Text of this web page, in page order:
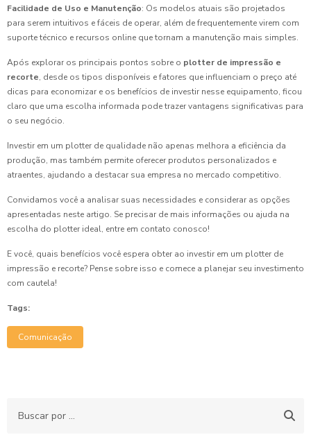
Facilidade de Uso e Manutenção: Os modelos atuais são projetados
para serem intuitivos e fáceis de operar, além de frequentemente virem com
suporte técnico e recursos online que tornam a manutenção mais simples.
Após explorar os principais pontos sobre o plotter de impressão e
recorte, desde os tipos disponíveis e fatores que influenciam o preço até
dicas para economizar e os benefícios de investir nesse equipamento, ficou
claro que uma escolha informada pode trazer vantagens significativas para
o seu negócio.
Investir em um plotter de qualidade não apenas melhora a eficiência da
produção, mas também permite oferecer produtos personalizados e
atraentes, ajudando a destacar sua empresa no mercado competitivo.
Convidamos você a analisar suas necessidades e considerar as opções
apresentadas neste artigo. Se precisar de mais informações ou ajuda na
escolha do plotter ideal, entre em contato conosco!
E você, quais benefícios você espera obter ao investir em um plotter de
impressão e recorte? Pense sobre isso e comece a planejar seu investimento
com cautela!
Tags:
Comunicação